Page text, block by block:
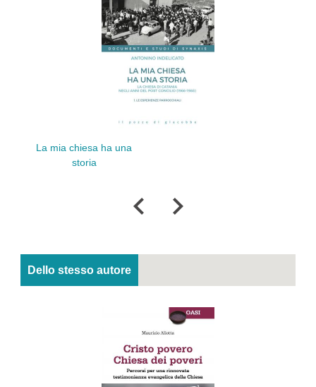
La mia chiesa ha una
Dello stesso autore